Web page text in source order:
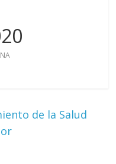
de la Salud